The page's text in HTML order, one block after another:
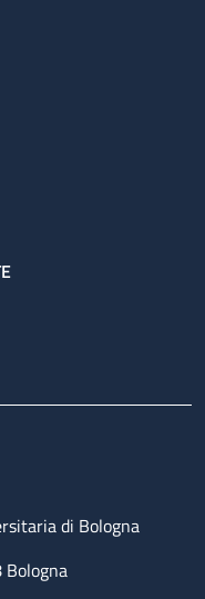
di Bologna
Bologna